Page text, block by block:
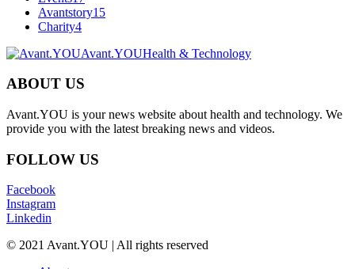
Avantstory15
Charity4
Avant.YOUHealth & Technology
ABOUT US
Avant.YOU is your news website about health and technology. We
provide you with the latest breaking news and videos.
FOLLOW US
Facebook
Instagram
Linkedin
© 2021 Avant.YOU | All rights reserved